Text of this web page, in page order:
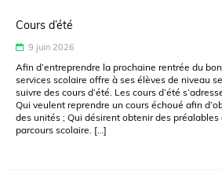
Cours d’été
9 juin 2026
Afin d’entreprendre la prochaine rentrée du
services scolaire offre à ses élèves de niveau
suivre des cours d’été. Les cours d’été
Qui veulent reprendre un cours échoué afin
des unités ; Qui désirent obtenir des
parcours scolaire. […]